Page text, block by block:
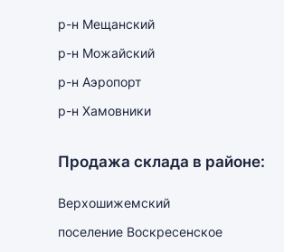
р-н Мещанский
р-н Можайский
р-н Аэропорт
р-н Хамовники
Продажа склада в районе:
Верхошижемский
поселение Воскресенское